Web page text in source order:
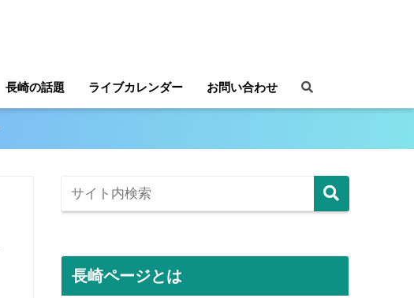
長崎の話題 ライブカレンダー お問い合わせ
長崎ページとは